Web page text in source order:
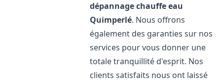
dépannage chauffe eau
Quimperlé. Nous offrons
également des garanties sur nos
services pour vous donner une
totale tranquillité d'esprit. Nos
clients satisfaits nous ont laissé